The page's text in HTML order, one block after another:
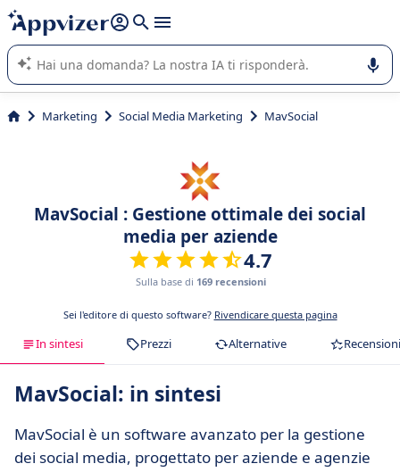
righe con
shift + enter
L'IA di Appvizer vi guida nell'utilizzo o nella scelta di un
software SaaS per la vostra azienda.
Marketing Social Media Marketing MavSocial
MavSocial : Gestione ottimale dei social
media per aziende
4.7
Sulla base di 169 recensioni
Sei l'editore di questo software? Rivendicare questa pagina
In sintesi Prezzi Alternative Recensioni
MavSocial: in sintesi
MavSocial è un software avanzato per la gestione
dei social media, progettato per aziende e agenzie